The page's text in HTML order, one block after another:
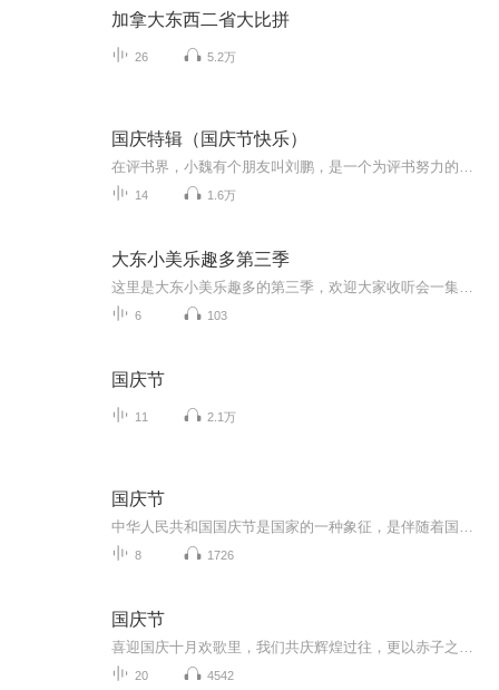
加拿大东西二省大比拼
26 5.2万
国庆特辑（国庆节快乐）
14 1.6万
大东小美乐趣多第三季
6 103
国庆节
11 2.1万
国庆节
8 1726
国庆节
20 4542